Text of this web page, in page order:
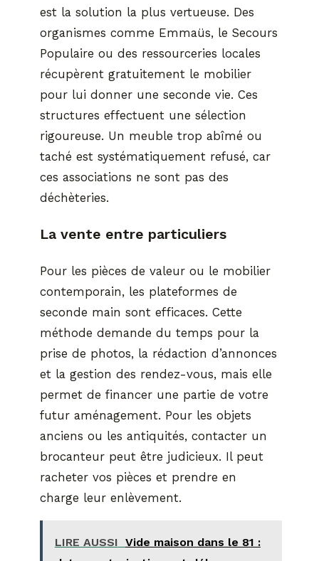
est la solution la plus vertueuse. Des
organismes comme Emmaüs, le Secours
Populaire ou des ressourceries locales
récupèrent gratuitement le mobilier
pour lui donner une seconde vie. Ces
structures effectuent une sélection
rigoureuse. Un meuble trop abîmé ou
taché est systématiquement refusé, car
ces associations ne sont pas des
déchèteries.
La vente entre particuliers
Pour les pièces de valeur ou le mobilier
contemporain, les plateformes de
seconde main sont efficaces. Cette
méthode demande du temps pour la
prise de photos, la rédaction d’annonces
et la gestion des rendez-vous, mais elle
permet de financer une partie de votre
futur aménagement. Pour les objets
anciens ou les antiquités, contacter un
brocanteur peut être judicieux. Il peut
racheter vos pièces et prendre en
charge leur enlèvement.
LIRE AUSSI Vide maison dans le 81 :